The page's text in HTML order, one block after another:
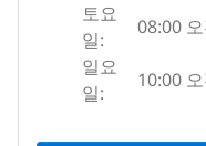
토요
일:
08:00
일요
일:
10:00